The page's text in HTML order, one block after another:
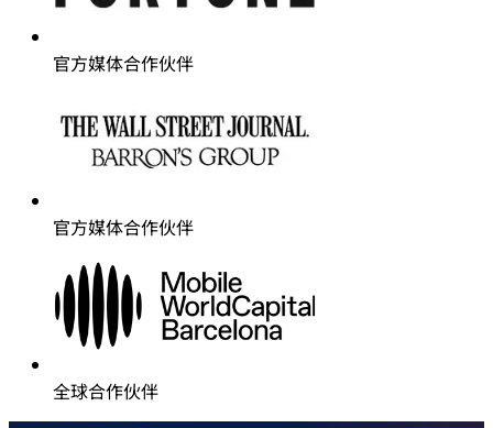
官方媒体合作伙伴
官方媒体合作伙伴
全球合作伙伴